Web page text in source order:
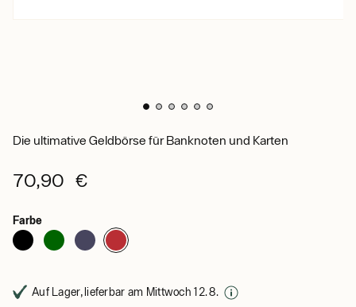
Die ultimative Geldbörse für Banknoten und Karten
70,90 €
Farbe
Auf Lager, lieferbar am Mittwoch 12. 8.